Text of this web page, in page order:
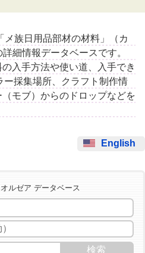
メ族日用品部材の材料」（カ
細情報データベースです。
入手方法や使い道、入手でき
ー採集場所、クラフト制作情
モブ）からのドロップなどを
English
ルゼア データベース